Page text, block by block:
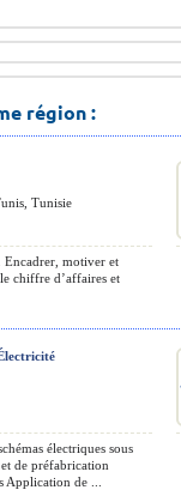
région :
Tunisie
Encadrer, motiver et
chiffre d’affaires et
électriques sous
de préfabrication
Application de ...